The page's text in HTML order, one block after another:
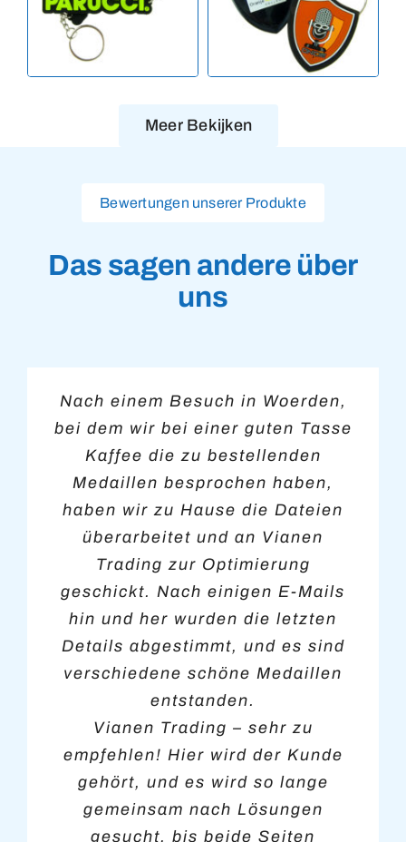
Meer Bekijken
Bewertungen unserer Produkte
Das sagen andere über
uns
Nach einem Besuch in Woerden,
bei dem wir bei einer guten Tasse
Kaffee die zu bestellenden
Medaillen besprochen haben,
haben wir zu Hause die Dateien
überarbeitet und an Vianen
Trading zur Optimierung
geschickt. Nach einigen E-Mails
hin und her wurden die letzten
Details abgestimmt, und es sind
verschiedene schöne Medaillen
entstanden.
Vianen Trading – sehr zu
empfehlen! Hier wird der Kunde
gehört, und es wird so lange
gemeinsam nach Lösungen
gesucht, bis beide Seiten
Wir sind begeistert von unserer
Bestellung. Trotz eines engen
Zeitplans hat Vianen Trading
hochwertige Qualität zu einem
sehr attraktiven Preis geliefert.
Jasper
Vianen Trading konnte uns
kurzfristig mit Medaillen für unser
Turnier versorgen. Sie haben
unsere Erwartungen übertroffen,
und wir haben bereits eine neue
Bestellung für das nächste
Turnier aufgegeben.
Hervorragende Verarbeitung, gute
Zusammenarbeit, gut erreichbar
per E-Mail, und auch die
Abholung verlief reibungslos. Mit
Vianen Trading haben wir unseren
festen Medaillenlieferanten
gefunden.
Alles sauber abgewickelt – wir
sind super zufrieden mit den
Buttons.